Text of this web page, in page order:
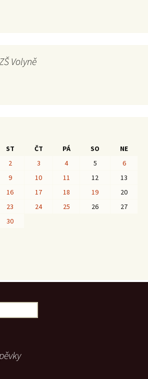
Volyně
ST ČT PÁ SO
NE
2 3 4 5
6
9 10 11 12
13
16 17 18 19
20
23 24 25 26
27
30